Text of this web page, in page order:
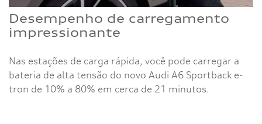
Desempenho de carregamento
impressionante
Nas estações de carga rápida, você pode carregar a
bateria de alta tensão do novo Audi A6 Sportback e-
tron de 10% a 80% em cerca de 21 minutos.